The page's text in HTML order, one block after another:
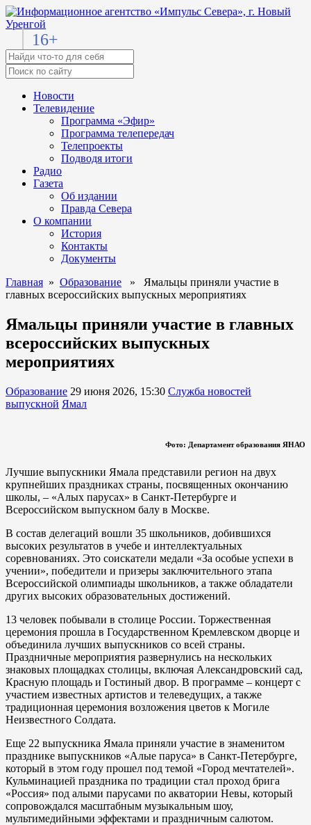
16+
Новости
Телевидение
Программа «Эфир»
Программа телепередач
Телепроекты
Подводя итоги
Радио
Газета
Об издании
Правда Севера
О компании
История
Контакты
Документы
Главная » Образование » Ямальцы приняли участие в
главных всероссийских выпускных мероприятиях
Ямальцы приняли участие в главных
всероссийских выпускных
мероприятиях
Образование 29 июня 2026, 15:30 Служба новостей
выпускной Ямал
Фото: Департамент образования ЯНАО
Лучшие выпускники Ямала представили регион на двух
крупнейших праздниках страны, посвященных окончанию
школы, – «Алых парусах» в Санкт-Петербурге и
Всероссийском выпускном балу в Москве.
В состав делегаций вошли 35 школьников, добившихся
высоких результатов в учебе и интеллектуальных
соревнованиях. Это соискатели медали «За особые успехи в
учении», победители и призеры заключительного этапа
Всероссийской олимпиады школьников, а также обладатели
других высоких образовательных достижений.
13 человек побывали в столице России. Торжественная
церемония прошла в Государственном Кремлевском дворце и
объединила лучших выпускников со всей страны.
Праздничные мероприятия развернулись на нескольких
знаковых площадках столицы, включая Александровский сад,
Красную площадь и Гостиный двор. В программе – концерт с
участием известных артистов и телеведущих, а также
традиционная церемония возложения цветов к Могиле
Неизвестного Солдата.
Еще 22 выпускника Ямала приняли участие в знаменитом
празднике выпускников «Алые паруса» в Санкт-Петербурге,
который в этом году прошел под темой «Город мечтателей».
Кульминацией праздника по традиции стал проход брига
«Россия» под алыми парусами по акватории Невы, который
сопровождался масштабным музыкальным шоу,
мультимедийными эффектами и праздничным салютом.